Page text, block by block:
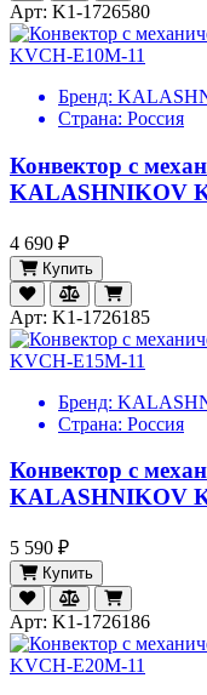
Арт: K1-1726580
Бренд:
Страна: Россия
Конвектор с
KALASHNIKOV
4 690 ₽
Купить
Арт: K1-1726185
Бренд:
Страна: Россия
Конвектор с
KALASHNIKOV
5 590 ₽
Купить
Арт: K1-1726186